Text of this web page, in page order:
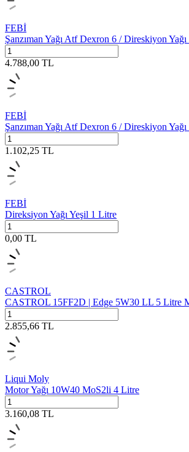
FEBİ
Şanzıman Yağı Atf Dexron 6 / Direskiyon
4.788,00 TL
FEBİ
Şanzıman Yağı Atf Dexron 6 / Direskiyon
1.102,25 TL
FEBİ
Direksiyon Yağı Yeşil 1 Litre
0,00 TL
CASTROL
CASTROL 15FF2D | Edge 5W30 LL 5 Litre
2.855,66 TL
Liqui Moly
Motor Yağı 10W40 MoS2li 4 Litre
3.160,08 TL